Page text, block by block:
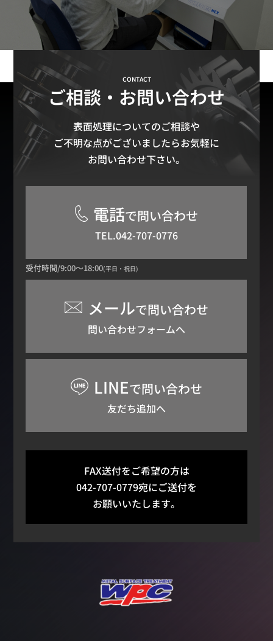
CONTACT
ご相談・お問い合わせ
表面処理についてのご相談や
ご不明な点がございましたらお気軽に
お問い合わせ下さい。
電話で問い合わせ
TEL.042-707-0776
受付時間/9:00～18:00(平日・祝日)
メールで問い合わせ
問い合わせフォームへ
LINEで問い合わせ
友だち追加へ
FAX送付をご希望の方は
042-707-0779宛にご送付を
お願いいたします。